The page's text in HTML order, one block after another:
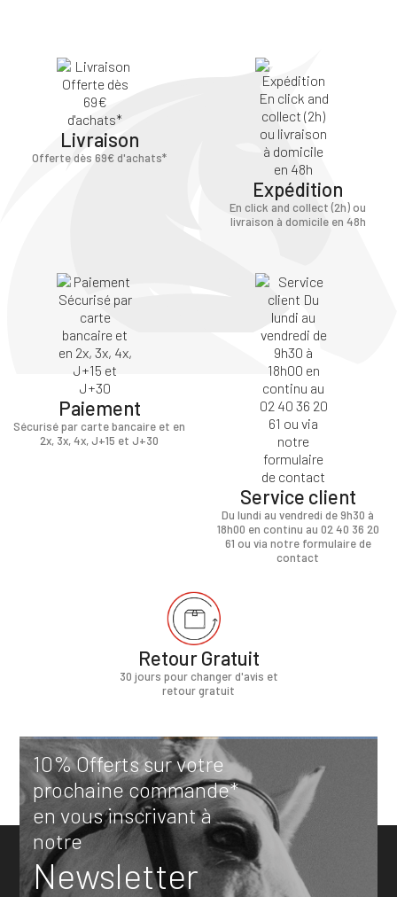
Livraison
Offerte dès 69€ d'achats*
Expédition
En click and collect (2h) ou
livraison à domicile en 48h
Paiement
Sécurisé par carte bancaire et en
2x, 3x, 4x, J+15 et J+30
Service client
Du lundi au vendredi de 9h30 à
18h00 en continu au 02 40 36 20
61 ou via notre formulaire de
contact
Retour Gratuit
30 jours pour changer d'avis et
retour gratuit
10% Offerts sur votre
prochaine commande*
en vous inscrivant à
notre
Newsletter